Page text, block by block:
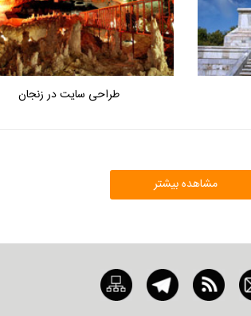
طراحی سایت در زنجان
مشاهده بیشتر